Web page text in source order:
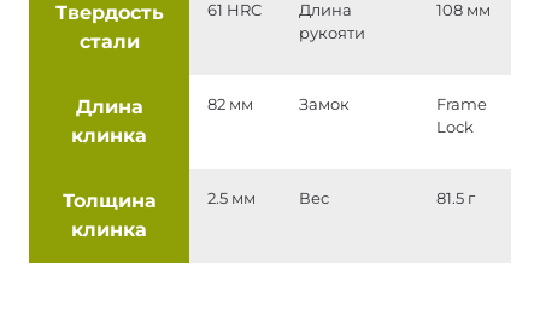
Твердость
стали
61 HRC
Длина
рукояти
108 мм
Длина
клинка
82 мм Замок
Frame
Lock
Толщина
клинка
2.5 мм Вес 81.5 г